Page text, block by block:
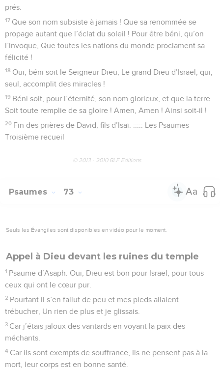
prés.
17 Que son nom subsiste à jamais ! Que sa renommée se
propage autant que l’éclat du soleil ! Pour être béni, qu’on
l’invoque, Que toutes les nations du monde proclament sa
félicité !
18 Oui, béni soit le Seigneur Dieu, Le grand Dieu d’Israël, qui,
seul, accomplit des miracles !
19 Béni soit, pour l’éternité, son nom glorieux, et que la terre
Soit toute remplie de sa gloire ! Amen, Amen ! Ainsi soit-il !
20 Fin des prières de David, fils d’Isaï. ::::: Les Psaumes
Troisième recueil
© 2013 - 2010 BLF Editions
Psaumes 73
Seuls les Évangiles sont disponibles en vidéo pour le moment.
Appel à Dieu devant les ruines du temple
1 Psaume d’Asaph. Oui, Dieu est bon pour Israël, pour tous
ceux qui ont le cœur pur.
2 Pourtant il s’en fallut de peu et mes pieds allaient
trébucher, Un rien de plus et je glissais.
3 Car j’étais jaloux des vantards en voyant la paix des
méchants.
4 Car ils sont exempts de souffrance, Ils ne pensent pas à la
mort, leur corps est en bonne santé.